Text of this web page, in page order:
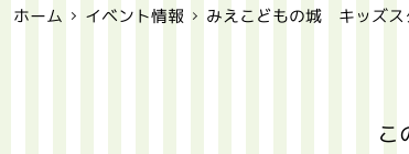
ホーム イベント情報 みえこどもの城 キッズ
こ